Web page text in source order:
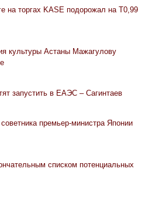
на торгах KASE подорожал на Т0,99
культуры Астаны Мажагулову
запустить в ЕАЭС – Сагинтаев
премьер-министра Японии
списком потенциальных